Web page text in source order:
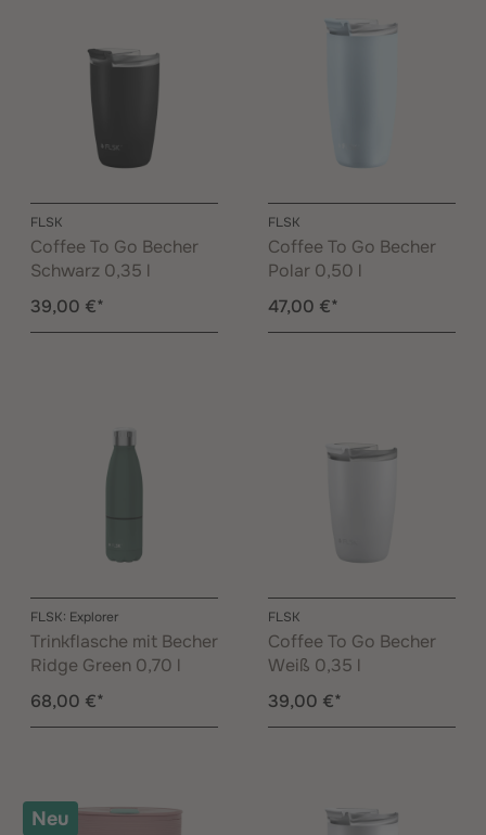
FLSK
Coffee To Go Becher
Schwarz 0,35 l
39,00 €*
FLSK
Coffee To Go Becher
Polar 0,50 l
47,00 €*
FLSK: Explorer
Trinkflasche mit Becher
Ridge Green 0,70 l
68,00 €*
FLSK
Coffee To Go Becher
Weiß 0,35 l
39,00 €*
Neu